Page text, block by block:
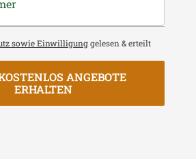
sowie Einwilligung gelesen & erteilt
ANGEBOTE
ERHALTEN